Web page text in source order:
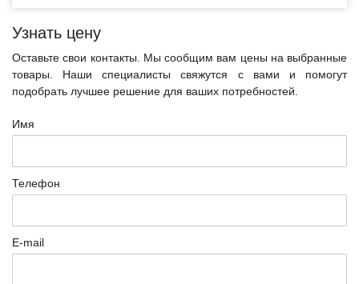
Узнать цену
Оставьте свои контакты. Мы сообщим вам цены на выбранные
товары. Наши специалисты свяжутся с вами и помогут
подобрать лучшее решение для ваших потребностей.
Имя
Телефон
E-mail